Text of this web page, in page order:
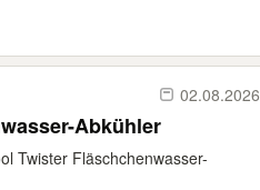
02.08.2026
Abkühler
Twister Fläschchenwasser-